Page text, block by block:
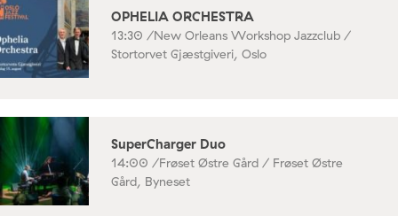
OPHELIA ORCHESTRA
13:30 /New Orleans Workshop Jazzclub /
Stortorvet Gjæstgiveri, Oslo
SuperCharger Duo
14:00 /Frøset Østre Gård / Frøset Østre
Gård, Byneset